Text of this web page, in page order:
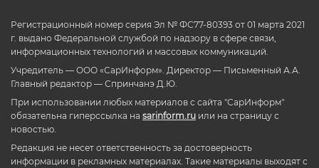
Регистрационный номер серия Эл № ФС77-80393 от 01 марта 2021
г. выдано Федеральной службой по надзору в сфере связи,
информационных технологий и массовых коммуникаций.
Учредитель — ООО «СарИнформ». Директор — Письменный А.А.
Главный редактор — Спринчанэ Д.Ю.
При использовании любых материалов с сайта "СарИнформ"
обязательна гиперссылка на sarinform.ru или на страницу с
новостью.
Редакция не несет ответственность за достоверность
информации в рекламных материалах. Такие материалы выходят с